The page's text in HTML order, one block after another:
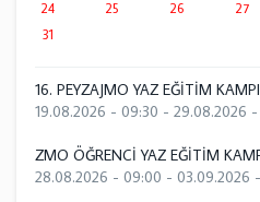
24
25 26 27
31
16. PEYZAJMO YAZ EĞİTİM KAMPI
19.08.2026 - 09:30 - 29.08.2026 -
ZMO ÖĞRENCİ YAZ EĞİTİM
28.08.2026 - 09:00 - 03.09.2026